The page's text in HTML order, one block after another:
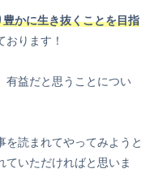
かに生き抜くことを目指
おります！
有益だと思うことについ
読まれてやってみようと
ていただければと思いま